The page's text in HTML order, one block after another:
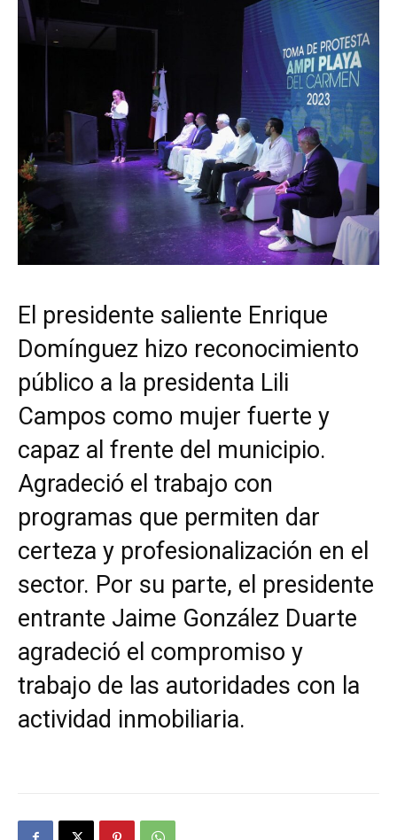
El presidente saliente Enrique
Domínguez hizo reconocimiento
público a la presidenta Lili
Campos como mujer fuerte y
capaz al frente del municipio.
Agradeció el trabajo con
programas que permiten dar
certeza y profesionalización en el
sector. Por su parte, el presidente
entrante Jaime González Duarte
agradeció el compromiso y
trabajo de las autoridades con la
actividad inmobiliaria.